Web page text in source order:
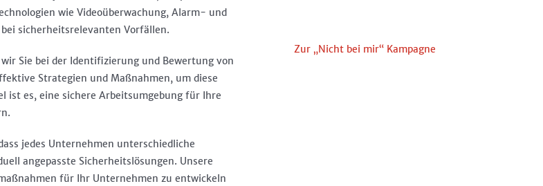
wie Videoüberwachung, Alarm- und
sicherheitsrelevanten Vorfällen.
Sie bei der Identifizierung und Bewertung von
Strategien und Maßnahmen, um diese
ist es, eine sichere Arbeitsumgebung für Ihre
jedes Unternehmen unterschiedliche
angepasste Sicherheitslösungen. Unsere
für Ihr Unternehmen zu entwickeln
Zur „Nicht bei mir“ Kampagne